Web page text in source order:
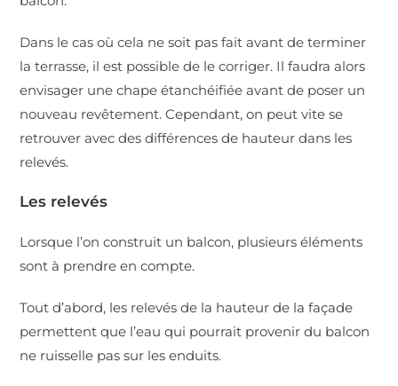
Dans le cas où cela ne soit pas fait avant de terminer
la terrasse, il est possible de le corriger. Il faudra alors
envisager une chape étanchéifiée avant de poser un
nouveau revêtement. Cependant, on peut vite se
retrouver avec des différences de hauteur dans les
relevés.
Les relevés
Lorsque l’on construit un balcon, plusieurs éléments
sont à prendre en compte.
Tout d’abord, les relevés de la hauteur de la façade
permettent que l’eau qui pourrait provenir du balcon
ne ruisselle pas sur les enduits.